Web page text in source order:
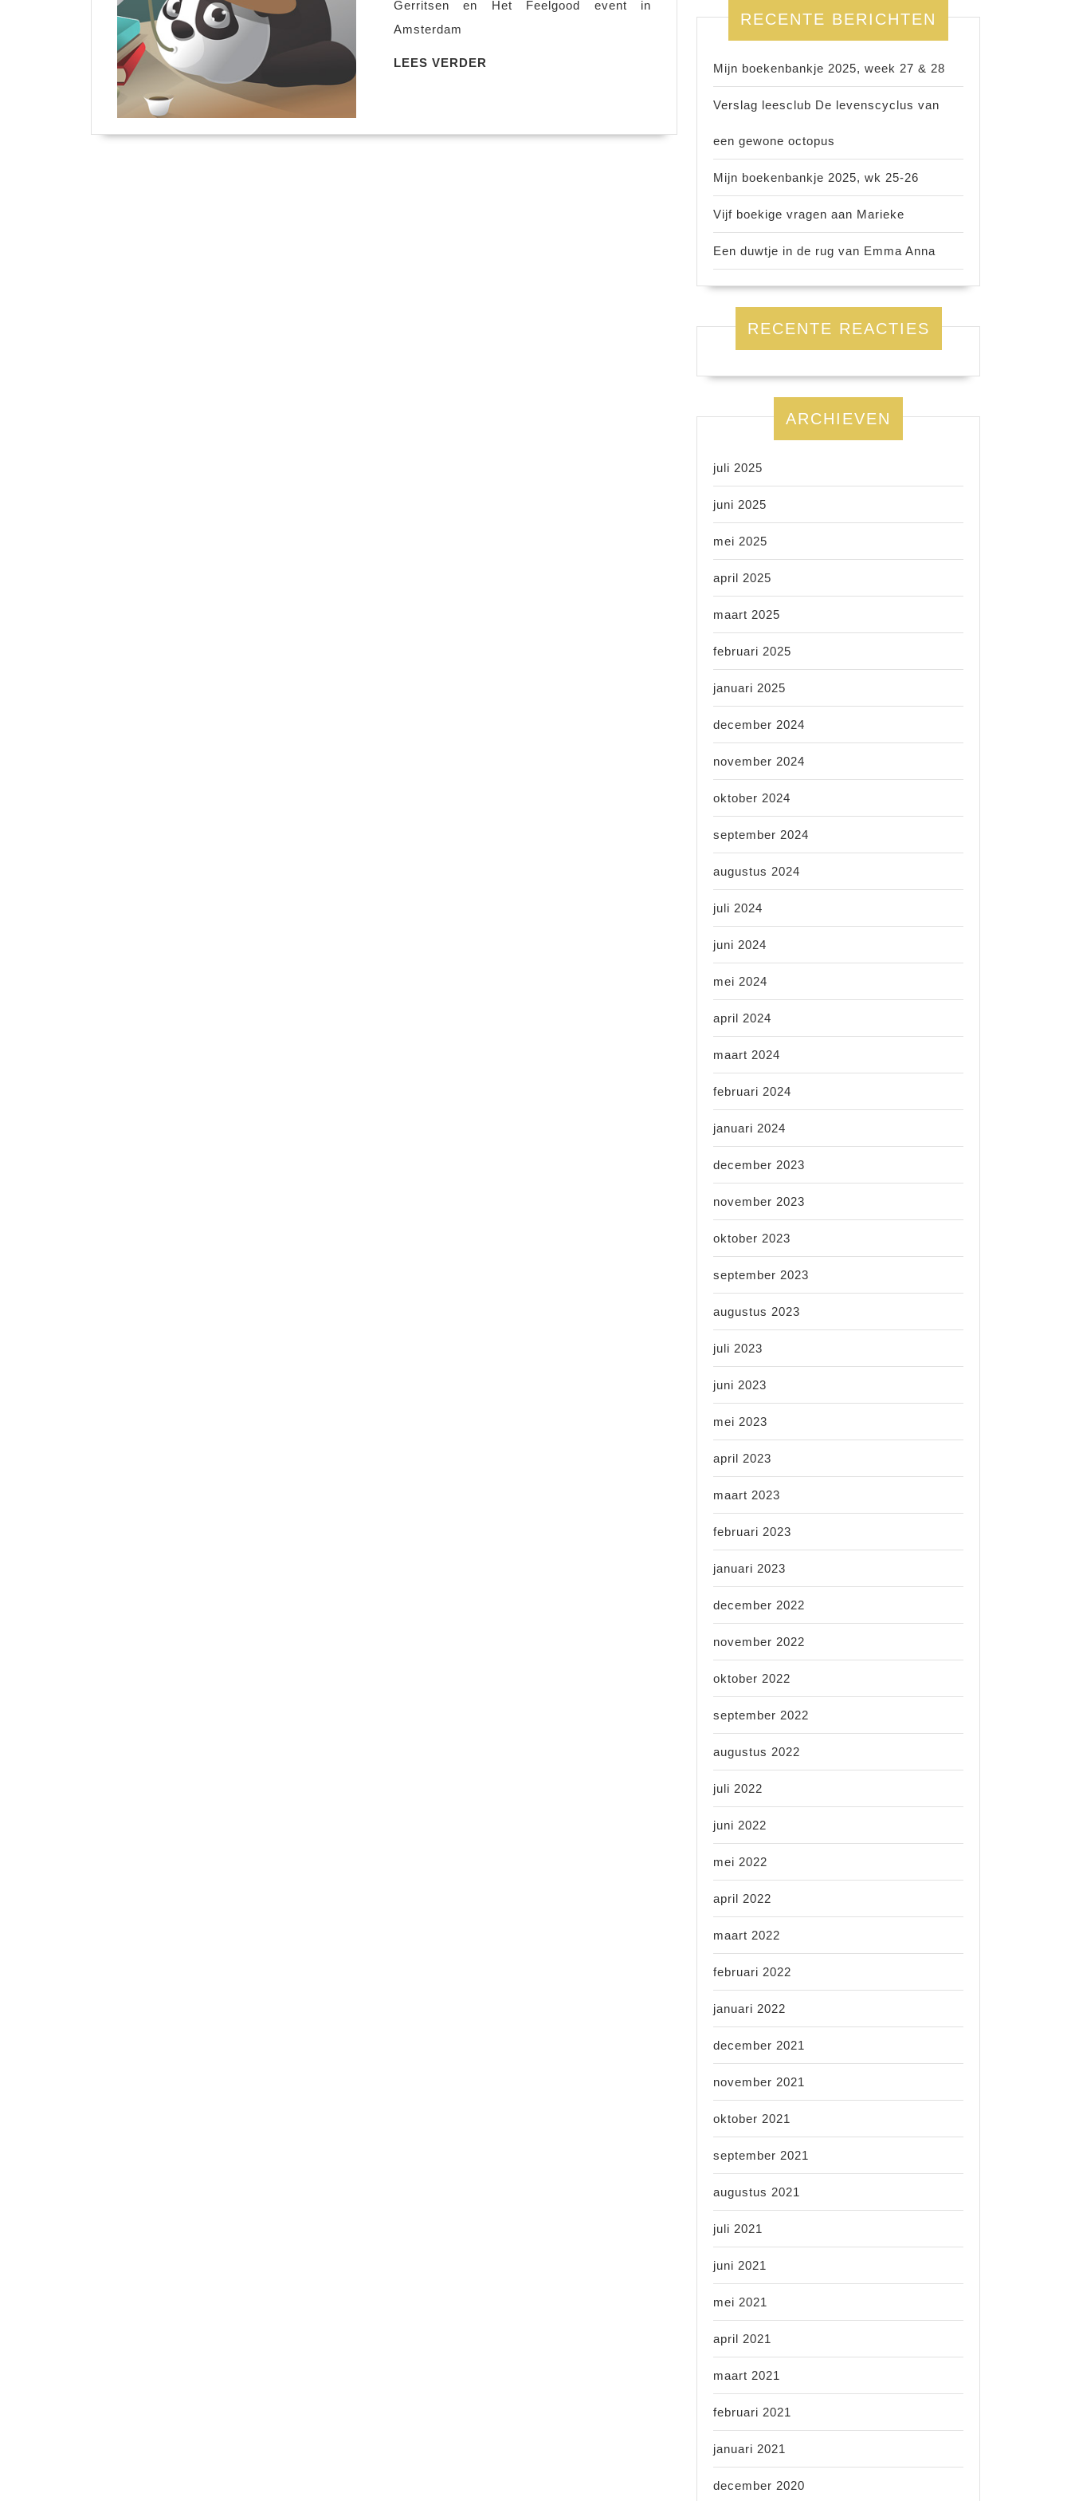
Gerritsen en Het Feelgood event in
Amsterdam
LEES VERDER
RECENTE BERICHTEN
Mijn boekenbankje 2025, week 27 & 28
Verslag leesclub De levenscyclus van
een gewone octopus
Mijn boekenbankje 2025, wk 25-26
Vijf boekige vragen aan Marieke
Een duwtje in de rug van Emma Anna
RECENTE REACTIES
ARCHIEVEN
juli 2025
juni 2025
mei 2025
april 2025
maart 2025
februari 2025
januari 2025
december 2024
november 2024
oktober 2024
september 2024
augustus 2024
juli 2024
juni 2024
mei 2024
april 2024
maart 2024
februari 2024
januari 2024
december 2023
november 2023
oktober 2023
september 2023
augustus 2023
juli 2023
juni 2023
mei 2023
april 2023
maart 2023
februari 2023
januari 2023
december 2022
november 2022
oktober 2022
september 2022
augustus 2022
juli 2022
juni 2022
mei 2022
april 2022
maart 2022
februari 2022
januari 2022
december 2021
november 2021
oktober 2021
september 2021
augustus 2021
juli 2021
juni 2021
mei 2021
april 2021
maart 2021
februari 2021
januari 2021
december 2020